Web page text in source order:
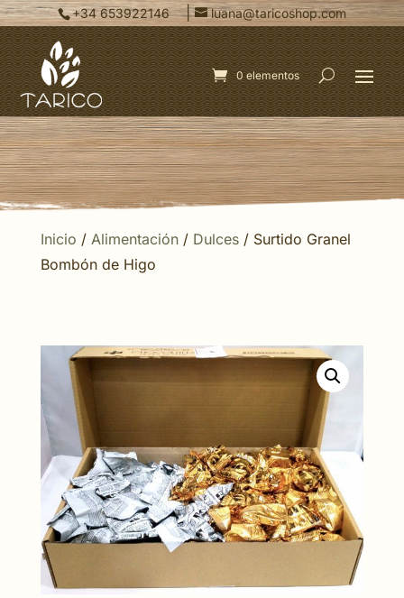
+34 653922146 | luana@taricoshop.com
0 elementos
Inicio / Alimentación/ Dulces/ Surtido Granel
Bombón de Higo